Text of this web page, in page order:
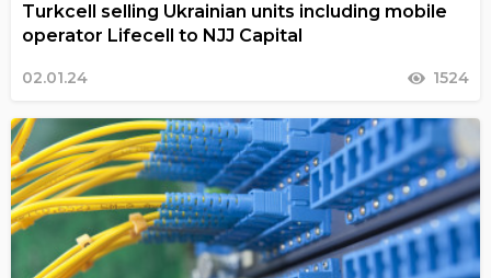
Turkcell selling Ukrainian units including mobile
operator Lifecell to NJJ Capital
02.01.24 1524